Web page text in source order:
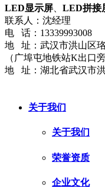
LED显示屏 LED拼接
联系人：沈经理
电 话：13339993008
地 址：武汉市洪山区
（广埠屯地铁站K出口旁
地 址：湖北省武汉市
关于我们
关于我们
荣誉资质
企业文化